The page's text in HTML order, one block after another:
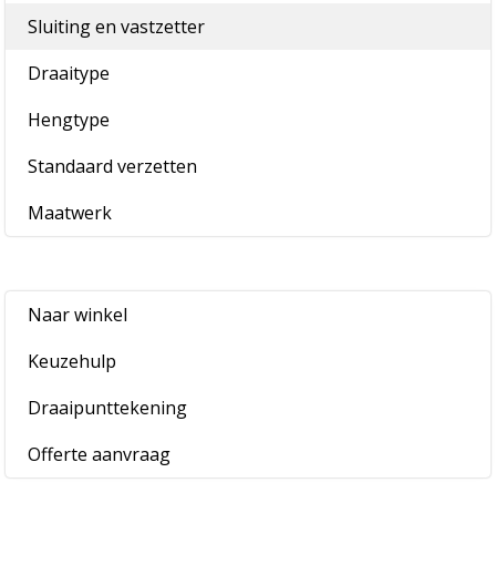
Sluiting en vastzetter
Draaitype
Hengtype
Standaard verzetten
Maatwerk
Naar winkel
Keuzehulp
Draaipunttekening
Offerte aanvraag